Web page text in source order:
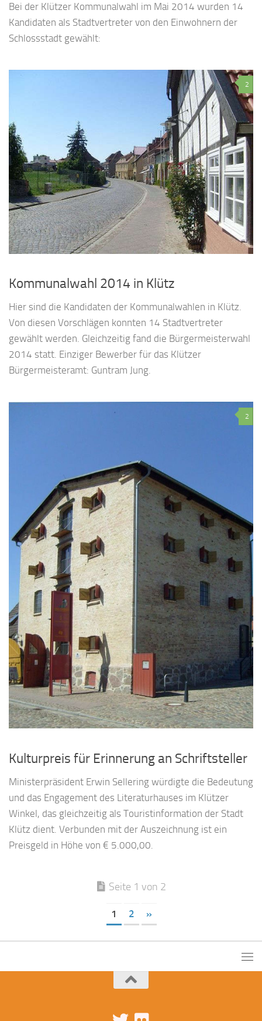
Bei der Klützer Kommunalwahl im Mai 2014 wurden 14
Kandidaten als Stadtvertreter von den Einwohnern der
Schlossstadt gewählt:
2
Kommunalwahl 2014 in Klütz
Hier sind die Kandidaten der Kommunalwahlen in Klütz.
Von diesen Vorschlägen konnten 14 Stadtvertreter
gewählt werden. Gleichzeitig fand die Bürgermeisterwahl
2014 statt. Einziger Bewerber für das Klützer
Bürgermeisteramt: Guntram Jung.
2
Kulturpreis für Erinnerung an Schriftsteller
Ministerpräsident Erwin Sellering würdigte die Bedeutung
und das Engagement des Literaturhauses im Klützer
Winkel, das gleichzeitig als Touristinformation der Stadt
Klütz dient. Verbunden mit der Auszeichnung ist ein
Preisgeld in Höhe von € 5.000,00.
Seite 1 von 2
1 2 »